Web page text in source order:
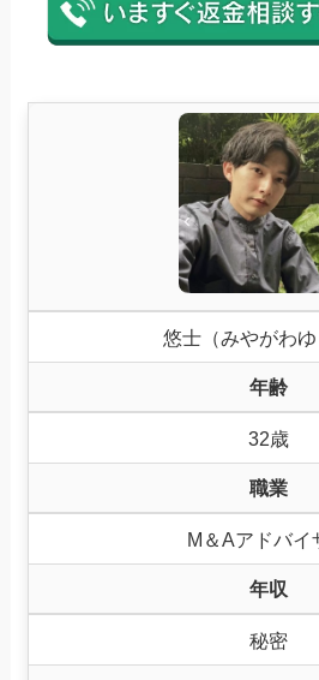
悠士（みやがわゆ
年齢
32歳
職業
M＆Aアドバイ
年収
秘密